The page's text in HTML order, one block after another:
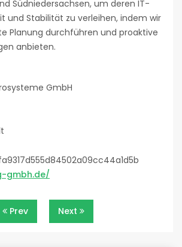
Südniedersachsen, um deren IT-
und Stabilität zu verleihen, indem wir
Planung durchführen und proaktive
anbieten.
GmbH
gmbh.de/
Prev Next